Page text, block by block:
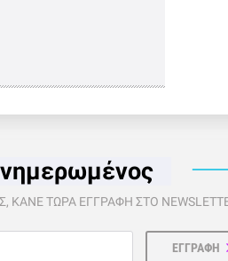
ΤΩΡΑ ΕΓΓΡΑΦΗ ΣΤΟ